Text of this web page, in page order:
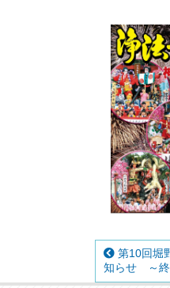
第10回堀
知らせ ～終